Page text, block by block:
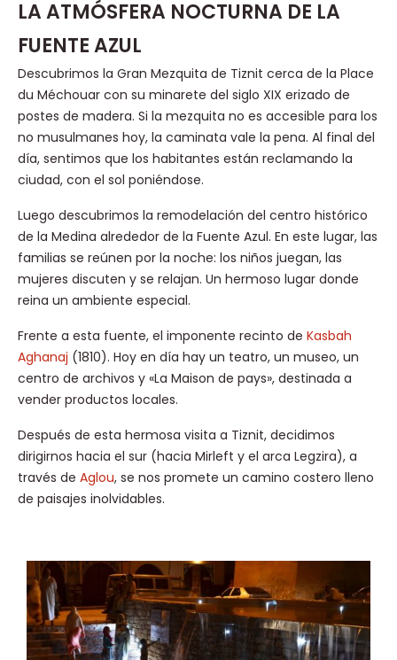
LA ATMÓSFERA NOCTURNA DE LA
FUENTE AZUL
Descubrimos la Gran Mezquita de Tiznit cerca de la Place
du Méchouar con su minarete del siglo XIX erizado de
postes de madera. Si la mezquita no es accesible para los
no musulmanes hoy, la caminata vale la pena. Al final del
día, sentimos que los habitantes están reclamando la
ciudad, con el sol poniéndose.
Luego descubrimos la remodelación del centro histórico
de la Medina alrededor de la Fuente Azul. En este lugar, las
familias se reúnen por la noche: los niños juegan, las
mujeres discuten y se relajan. Un hermoso lugar donde
reina un ambiente especial.
Frente a esta fuente, el imponente recinto de Kasbah
Aghanaj (1810). Hoy en día hay un teatro, un museo, un
centro de archivos y «La Maison de pays», destinada a
vender productos locales.
Después de esta hermosa visita a Tiznit, decidimos
dirigirnos hacia el sur (hacia Mirleft y el arca Legzira), a
través de Aglou, se nos promete un camino costero lleno
de paisajes inolvidables.